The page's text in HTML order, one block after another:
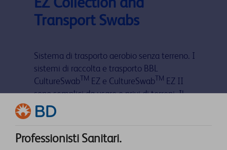
Professionisti Sanitari.
Transport Swabs
Sistema di trasporto aerobio senza terreno. I
sistemi di raccolta e trasporto BBL
CultureSwabTM EZ e CultureSwabTM EZ II
sono semplici da usare e privi di terreni. Il
tampone brevettato con punta in
poliuretano sfrutta una speciale struttura a
cellule aperte che protegge e libera gli
organismi dal proprio ambiente. Come una